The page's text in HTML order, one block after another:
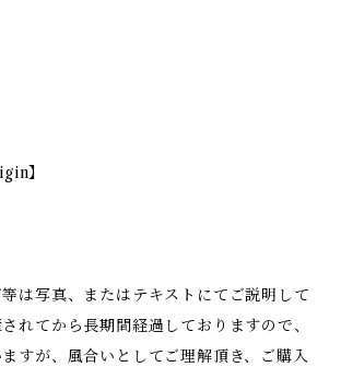
】
は写真、またはテキストにてご説明して
れてから長期間経過しておりますので、
すが、風合いとしてご理解頂き、ご購入